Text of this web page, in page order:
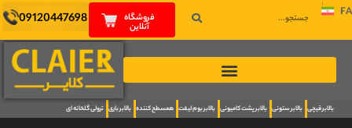
FA فروشگاه
آنلاین 09120447698
بالابر قیچی بالابر ستونی بالابر پشت کامیونی بالابر بوم لیفت همسطح کننده بالابر باری ترولی گلخانه ای